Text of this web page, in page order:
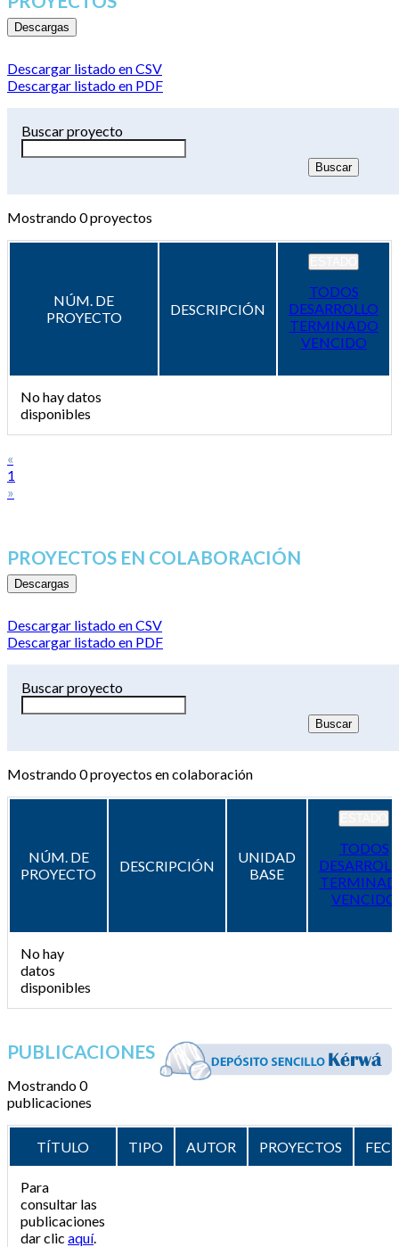
Descargas
Descargar listado en CSV
Descargar listado en PDF
Buscar proyecto
Mostrando0proyectos
NÚM. DE
PROYECTO
DESCRIPCIÓN
TODOS
DESARROLLO
TERMINADO
VENCIDO
No hay datos
disponibles
«
1
»
PROYECTOS EN COLABORACIÓN
Descargas
Descargar listado en CSV
Descargar listado en PDF
Buscar proyecto
Mostrando0proyectos en colaboración
NÚM. DE
PROYECTO
DESCRIPCIÓN
UNIDAD
BASE
TODOS
VENCIDO
No hay
datos
disponibles
PUBLICACIONES
Mostrando 0
publicaciones
TÍTULO TIPO AUTOR PROYECTOS
Para
consultar las
publicaciones
dar clic aquí.